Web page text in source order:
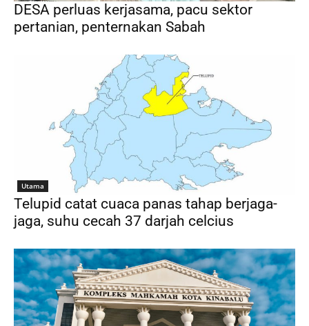
DESA perluas kerjasama, pacu sektor
pertanian, penternakan Sabah
Utama
Telupid catat cuaca panas tahap berjaga-
jaga, suhu cecah 37 darjah celcius